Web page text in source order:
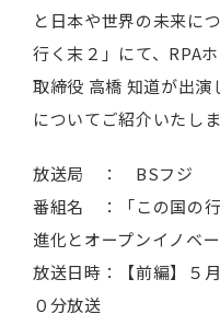
と日本や世界の未来に
行く末２」にて、RPA
取締役 高橋 知道が出演
についてご紹介いたしま
放送局 ： BSフジ
番組名 ：「この国の
進化とオープンイノベ
放送日時：【前編】５
０分放送